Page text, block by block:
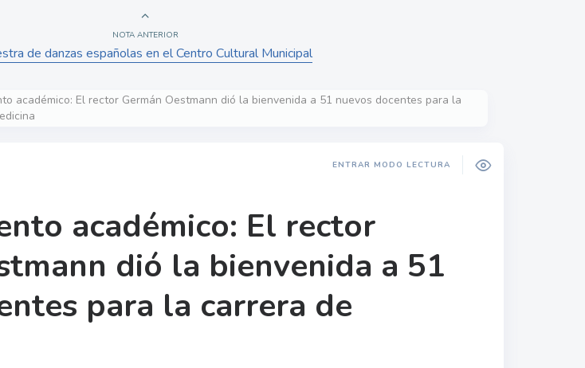
NOTA ANTERIOR
de danzas españolas en el Centro Cultural Municipal
académico: El rector Germán Oestmann dió la bienvenida a 51 nuevos docentes para la
ENTRAR MODO LECTURA
académico: El rector
dió la bienvenida a 51
para la carrera de